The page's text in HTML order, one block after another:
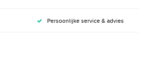
Persoonlijke service & advies